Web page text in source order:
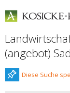
(angebot)
Diese Suche